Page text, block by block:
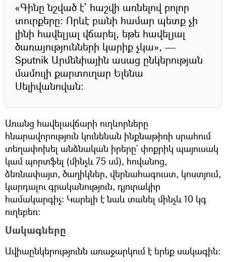
«Գինը նշված է` հաշվի առնելով բոլոր
տուրքերը։ Որևէ բանի համար պետք չի
լինի հավելյալ վճարել, եթե հավելյալ
ծառայությունների կարիք չկա», —
Sputnik Արմենիային ասաց ընկերության
մամուլի քարտուղար Ելենա
Սելիվանովան։
Առանց հավելավճարի ուղևորները
հնարավորություն կունենան ինքնաթիռի սրահում
տեղափոխել անձնական իրերը` փոքրիկ պայուսակ
կամ պորտֆել (մինչև 75 սմ), հովանոց,
ձեռնափայտ, ծաղիկներ, վերնահագուստ, կոստյում,
կարդալու գրականություն, դյուրակիր
համակարգիչ։ Կարելի է նաև տանել մինչև 10 կգ
ուղեբեռ։
Սակագները
Ավիաընկերությունն առաջարկում է երեք սակագին։